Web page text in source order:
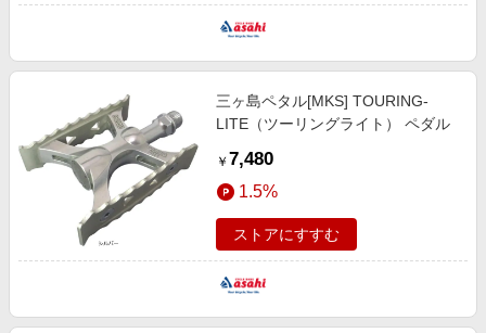
三ヶ島ペタル[MKS] TOURING-
LITE（ツーリングライト） ペダル
￥ 7,480
1.5%
ストアにすすむ